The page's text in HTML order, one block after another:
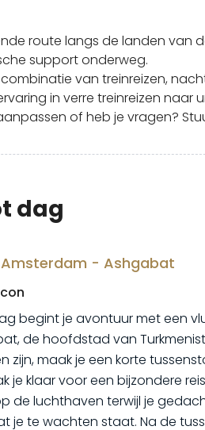
route langs de landen van
support onderweg.
van treinreizen,
in verre treinreizen naar
of heb je vragen?
dag
Amsterdam - Ashgabat
begint je avontuur met een
de hoofdstad van
zijn, maak je een korte
je klaar voor een bijzondere
de luchthaven terwijl je
je te wachten staat. Na de